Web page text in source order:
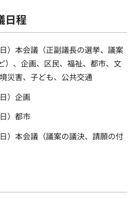
日程
）本会議（正副議長の選挙、議案
）、企画、区民、福祉、都市、文
災害、子ども、公共交通
）企画
）都市
）本会議（議案の議決、請願の付